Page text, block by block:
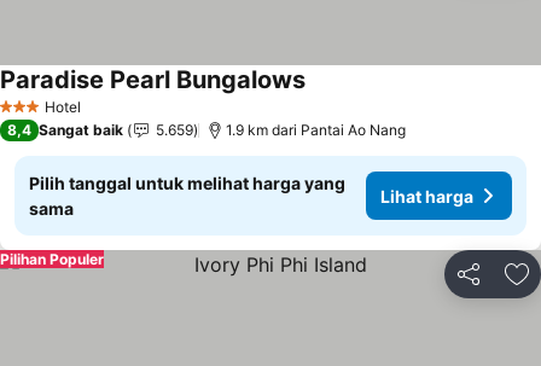
3 BintangHotel
Paradise Pearl Bungalows
8,4 Sangat baik 5.659 1.9 km dari Pantai Ao Nang
Pilih tanggal untuk melihat harga yang
sama
Lihat harga
Bagikan
Pilihan Populer